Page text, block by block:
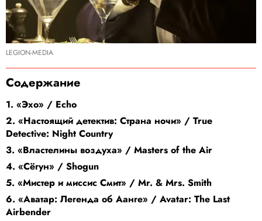
LEGION-MEDIA
Содержание
1. «Эхо» / Echo
2. «Настоящий детектив: Страна ночи» / True
Detective: Night Country
3. «Властелины воздуха» / Masters of the Air
4. «Сёгун» / Shogun
5. «Мистер и миссис Смит» / Mr. & Mrs. Smith
6. «Аватар: Легенда об Аанге» / Avatar: The Last
Airbender